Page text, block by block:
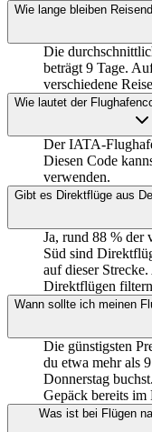
Wie lange bleiben
Die
beträgt 9 Tage.
verschiedene
Wie lautet der
Der IATA-
Diesen Code
verwenden.
Gibt es Direktflüge aus
Ja, rund 88 % der
Süd sind
auf dieser
Direktflügen
Wann sollte ich meinen
Die günstigsten
du etwa mehr als
Donnerstag
Gepäck bereits im
Was ist bei Flügen